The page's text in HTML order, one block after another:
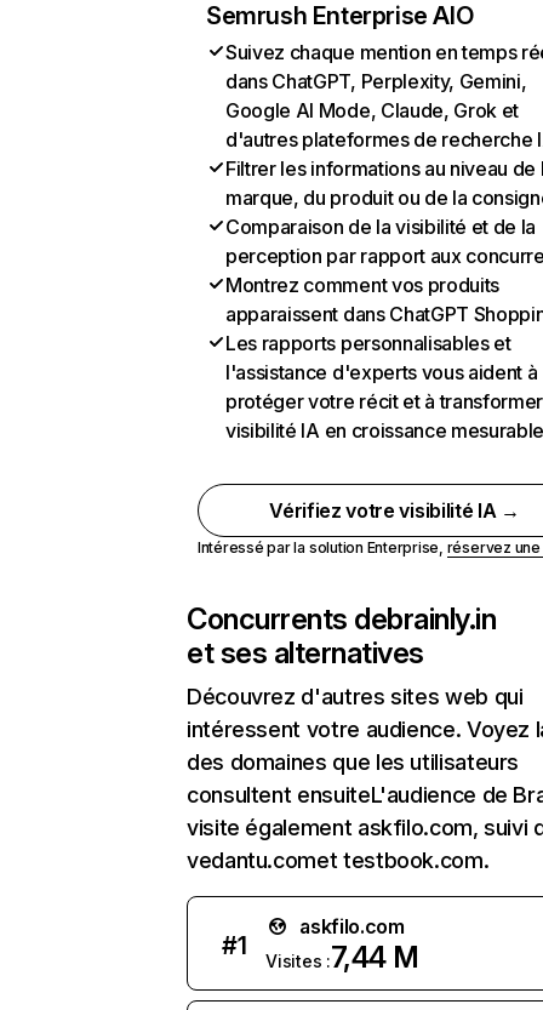
Semrush Enterprise AIO
Suivez chaque mention en temps
dans ChatGPT, Perplexity, Gemini,
Google AI Mode, Claude, Grok et
d'autres plateformes de recherche
Filtrer les informations au niveau de
marque, du produit ou de la
Comparaison de la visibilité et de la
perception par rapport aux
Montrez comment vos produits
apparaissent dans ChatGPT
Les rapports personnalisables et
l'assistance d'experts vous aident à
protéger votre récit et à
visibilité IA en croissance
Vérifiez votre visibilité IA →
Intéressé par la solution Enterprise, réservez
Concurrents debrainly.in
et ses alternatives
Découvrez d'autres sites web qui
intéressent votre audience. Voyez
des domaines que les utilisateurs
consultent ensuiteL'audience de
visite également askfilo.com, suivi
vedantu.comet testbook.com.
#1
askfilo.com
Visites :7,44 M